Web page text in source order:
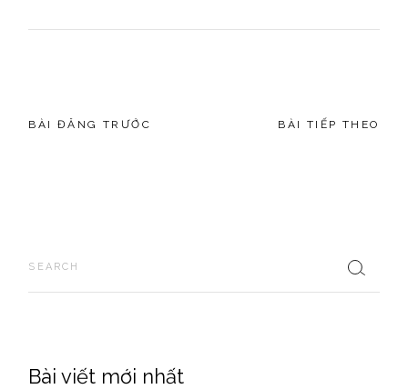
BÀI ĐĂNG TRƯỚC BÀI TIẾP THEO
Bài viết mới nhất